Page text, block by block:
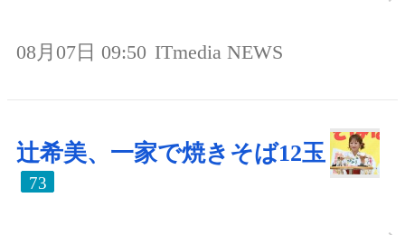
08月07日 09:50 ITmedia NEWS
辻希美、一家で焼きそば12玉
73